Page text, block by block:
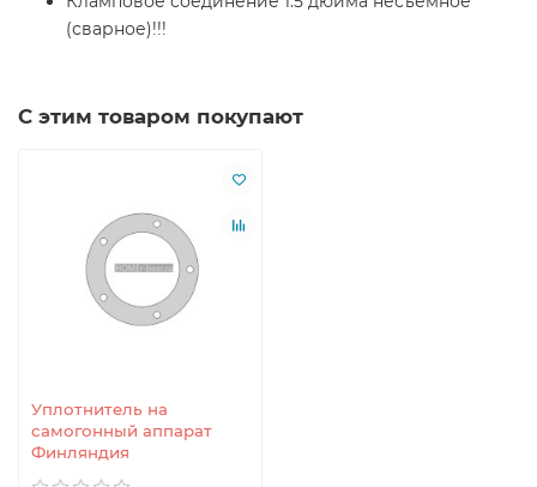
(сварное)!!!
С этим товаром покупают
Уплотнитель на
самогонный аппарат
Финляндия